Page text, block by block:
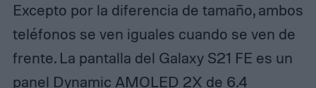
Excepto por la diferencia de tamaño, ambos
teléfonos se ven iguales cuando se ven de
frente. La pantalla del Galaxy S21 FE es un
panel Dynamic AMOLED 2X de 6.4